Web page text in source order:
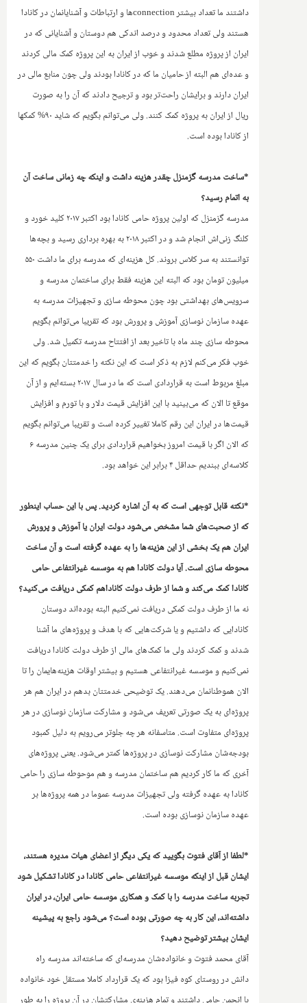
داشتند ما تعداد بیشترconnectionها و ارتباطات و آشنایانمان در کانادا
هستند ولی تعداد محدود و درصد اندکی هم دوستان و آشنایانی که در
ایران از پروژه مطلع شدند و خوب از ایران به این پروژه‌ کمک مالی کردند
و عده‌ای هم البته از حامیان ما که در کانادا بودند ولی چون منابع مالی در
ایران دارند و برایشان راحت‌تر بود و ترجیح دادند که آن را به صورت
ریال از ایران به پروژه کمک کنند. ولی می‌توانم بگویم که شاید ۹۰% کمکها
از کانادا بوده است.
*ساخت مدرسه گزمنزل چقدر هزینه داشت و اینکه چه زمانی ساخت ‌آ‌ن
به اتمام رسید؟
مدرسه گز‌منزل که اولین پروژه حامی کانادا بود اکتبر ۲۰۱۷ کلید خورد و
کلنگ زنی‌اش انجام شد و در اکتبر ۲۰۱۸ به بهره برداری رسید و بچه‌ها
توانستند به سر کلاس بروند. کل هزینه‌ای که مدرسه برای ما داشت ۵۵۰
میلیون تومان بود که البته این هزینه فقط برای ساختمان مدرسه و
سرویس‌های بهداشتی بود چون محوطه سازی و تجهیزات مدرسه به
عهده سازمان نوسازی آموزش و پرورش بود که تقریبا می‌توانم بگویم
محوطه سازی چند ماه با تاخیر بعد از افتتاح مدرسه تکمیل شد. ولی
خوب فکر می‌کنم لازم به ذکر است که این نکته را خدمتتان بگویم که این
مبلغ مربوط است به قراردادی است که ما در سال ۲۰۱۷ بسته‌ایم و از آن
موقع تا الان که می‌بینید با این افزایش قیمت دلار و با تورم و افزایش
قیمت‌ها در ایران این رقم کاملا تغییر کرده ‌است و تقریبا می‌توانم بگویم
که الان اگر با قیمت امروز بخواهیم قراردادی برای یک چنین مدرسه ۶
کلاسه‌ای ببندیم حداقل ۴ برابر این خواهد بود.‌
*نکته قابل توجهی است که به آن اشاره کردید. پس با این حساب اینطور
که از صحبت‌های شما مشخص می‌شود‌ دولت ایران یا آموزش و پرورش
ایران هم یک بخشی از این هزینه‌ها را به عهده گرفته است و آن ساخت
محوطه سازی است. آیا دولت کانادا هم به موسسه غیرانتفاعی حامی
کانادا کمک می‌کند و شما از طرف دولت کاناداهم کمکی دریافت می‌کنید؟
نه ما از طرف دولت کمکی دریافت نمی‌کنیم البته بوده‌اند دوستان
کانادایی که داشتیم و یا شرکت‌هایی که ‌با هدف و پروژه‌های ما آشنا
شدند و کمک کردند ولی ما کمک‌های مالی از طرف دولت کانادا دریافت
نمی‌کنیم و موسسه غیرانتفاعی هستیم و بیشتر اوقات هزینه‌هایمان را تا
الان هموطنانمان می‌دهند. یک توضیحی خدمتتان بدهم در ایران هم هر
پروژه‌ای به یک صورتی تعریف می‌شود ‌و مشارکت سازمان نوسازی در هر
پروژه‌ای متفاوت است. متاسفانه هر چه جلوتر می‌رویم به دلیل کمبود
بودجه‌شان مشارکت نوسازی در پروژه‌ها کمتر می‌شود. یعنی پروژه‌های
آخری که ما کار کردیم هم ساختمان مدرسه و هم موحوطه سازی را حامی
کانادا به عهده گرفته ولی تجهیزات مدرسه عموما در همه پروژه‌ها بر
عهده سازمان نوسازی بوده است.
*لطفا از آقای فتوت بگویید که یکی دیگر از اعضای هیات مدیره هستند،
ایشان قبل از اینکه موسسه غیرانتفاعی حامی کانادا د‌ر کانادا تشکیل شود
تجربه ساخت مدرسه را با کمک و همکاری موسسه حامی‌ ایران، در ایران
داشته‌اند،‌ این کار به چه صورتی بوده است؟ می‌شود راجع به پیشینه
ایشان بیشتر توضیح دهید؟
آقای محمد فتوت و خانواده‌شان مدرسه‌ای که ساخته‌اند مدرسه راه
دانش در روستای کوه فیزا بود که یک قرارداد کاملا مستقل خود خانواده